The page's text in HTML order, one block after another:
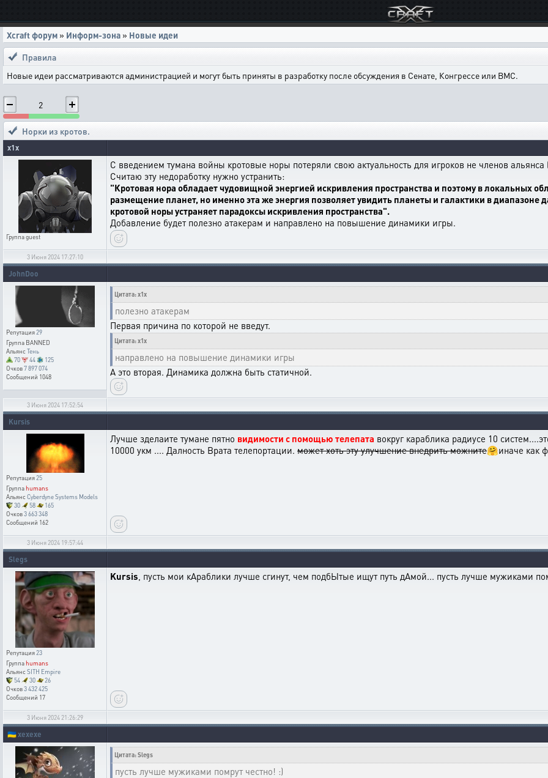
Xcraft форум » Информ-зона » Новые идеи
Правила
Новые идеи рассматриваются администрацией и могут быть приняты в разработку после обсуждения в Сенате, Конгрессе или ВМС.
2
Норки из кротов.
x1x
Группаguest
С введением тумана войны кротовые норы потеряли свою актуальность для игроков не членов
Считаю эту недоработку нужно устранить:
"Кротовая нора обладает чудовищной энергией искривления пространства и поэтому в локальных
размещение планет, но именно эта же энергия позволяет увидить планеты и галактики в диапазоне
кротовой норы устраняет парадоксы искривления пространства".
Добавление будет полезно атакерам и направлено на повышение динамики игры.
3 Июня 2024 17:27:10
JohnDoo
Репутация29
Группа BANNED
АльянсТень
70
44
125
Очков7 897 074
Сообщений 1048
Цитата: x1x
полезно атакерам
Первая причина по которой не введут.
Цитата: x1x
направлено на повышение динамики игры
А это вторая. Динамика должна быть статичной.
3 Июня 2024 17:52:54
Kursis
Репутация25
Группаhumans
АльянсCyberdyne Systems Models
30
58
165
Очков3 663 348
Сообщений 162
Лучше зделаите тумане пятно видимости с помощью телепата вокруг караблика радиусе 10
10000 укм .... Далность Врата телепортации. может хоть эту улучшение внедрить можните🤗иначе как
3 Июня 2024 19:57:44
Slegs
Репутация23
Группаhumans
АльянсSITH Empire
54
30
26
Очков3 432 425
Сообщений 17
Kursis, пусть мои кАраблики лучше сгинут, чем подбЫтые ищут путь дАмой... пусть лучше мужиками
3 Июня 2024 21:26:29
🇺🇦xexexe
Цитата: Slegs
пусть лучше мужиками помрут честно! :)